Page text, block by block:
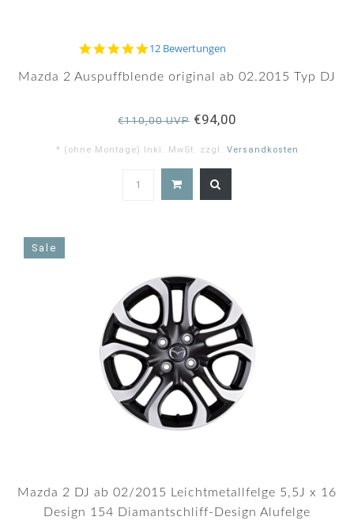
4.9
rating
12 Bewertungen
Mazda 2 Auspuffblende original ab 02.2015 Typ DJ
€110,00 UVP €94,00
* (ohne Montage) Inkl. MwSt. zzgl. Versandkosten
Sale
Mazda 2 DJ ab 02/2015 Leichtmetallfelge 5,5J x 16
Design 154 Diamantschliff-Design Alufelge